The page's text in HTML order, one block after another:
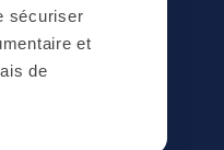
sécuriser
et
de